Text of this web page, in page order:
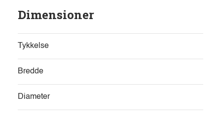
Dimensioner
Tykkelse
Bredde
Diameter